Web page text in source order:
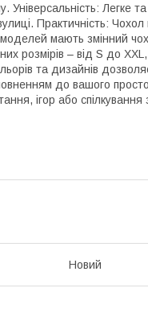
Універсальність: Легке
Практичність:
мають змінний
розмірів – від S до
та дизайнів
до вашого
ігор або
Новий